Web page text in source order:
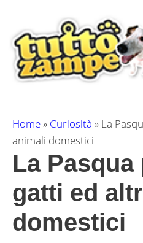
contenuto
Home» Curiosità » La
animali domestici
La Pasqua
gatti ed
domestici